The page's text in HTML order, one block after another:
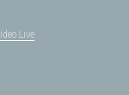
Live